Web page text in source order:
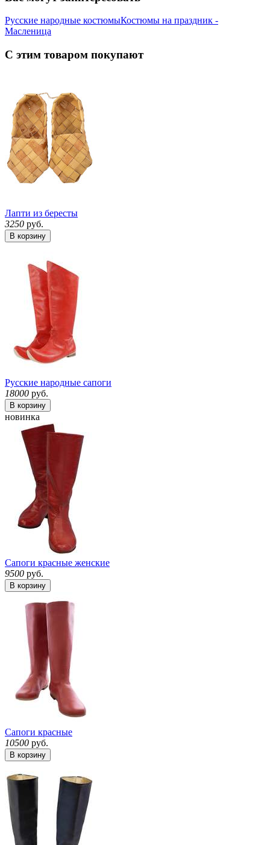
Русские народные костюмыКостюмы на праздник -
Масленица
С этим товаром покупают
Лапти из бересты
3250 руб.
В корзину
Русские народные сапоги
18000 руб.
В корзину
новинка
Сапоги красные женские
9500 руб.
В корзину
Сапоги красные
10500 руб.
В корзину